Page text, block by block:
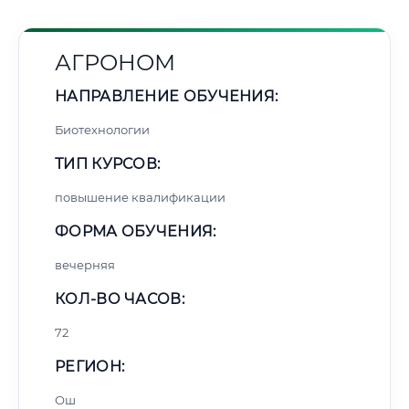
АГРОНОМ
НАПРАВЛЕНИЕ ОБУЧЕНИЯ:
Биотехнологии
ТИП КУРСОВ:
повышение квалификации
ФОРМА ОБУЧЕНИЯ:
вечерняя
КОЛ-ВО ЧАСОВ:
72
РЕГИОН:
Ош